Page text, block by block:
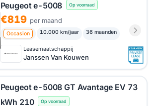
Peugeot e-5008 Op voorraad
€819 per maand
Occasion 10.000 km/jaar 36 maanden
Leasemaatschappij
Janssen Van Kouwen
Peugeot e-5008 GT Avantage EV 73
kWh 210
Op voorraad